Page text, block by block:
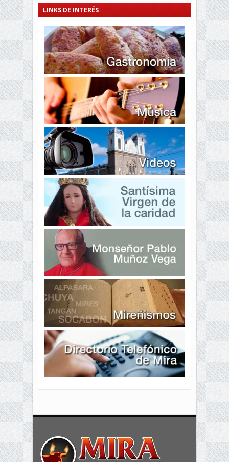
LINKS DE INTERÉS